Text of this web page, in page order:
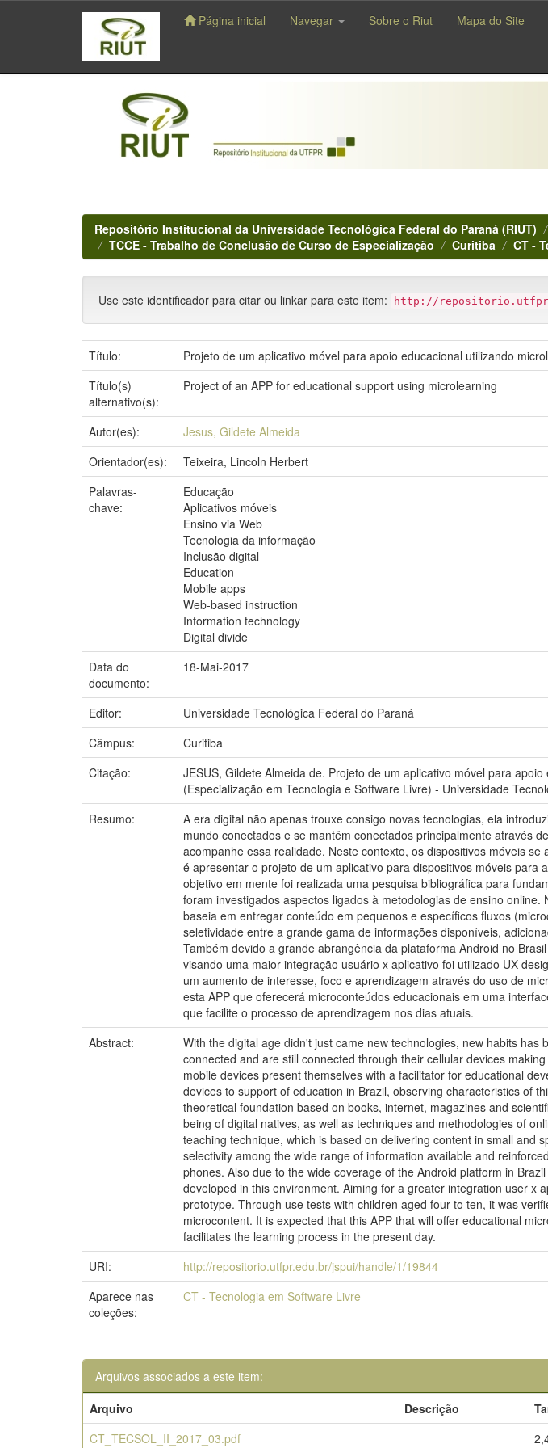
navigation
Página inicial Navegar Sobre o Riut Mapa do Site
Repositório Institucional da Universidade Tecnológica Federal do Paraná (RIUT)
TCCE - Trabalho de Conclusão de Curso de Especialização
Curitiba CT -
Use este identificador para citar ou linkar para este item: http://
Título:
Projeto de um aplicativo móvel para apoio educacional utilizando
Título(s)
alternativo(s):
Project of an APP for educational support using microlearning
Autor(es):
Jesus, Gildete Almeida
Orientador(es):
Teixeira, Lincoln Herbert
Palavras-
chave:
Educação
Aplicativos móveis
Ensino via Web
Tecnologia da informação
Inclusão digital
Education
Mobile apps
Web-based instruction
Information technology
Digital divide
Data do
documento:
18-Mai-2017
Editor:
Universidade Tecnológica Federal do Paraná
Câmpus:
Curitiba
Citação:
JESUS, Gildete Almeida de. Projeto de um aplicativo móvel para
(Especialização em Tecnologia e Software Livre) - Universidade
Resumo:
A era digital não apenas trouxe consigo novas tecnologias, ela
mundo conectados e se mantêm conectados principalmente através
acompanhe essa realidade. Neste contexto, os dispositivos móveis
é apresentar o projeto de um aplicativo para dispositivos móveis
objetivo em mente foi realizada uma pesquisa bibliográfica para
foram investigados aspectos ligados à metodologias de ensino
baseia em entregar conteúdo em pequenos e específicos fluxos
seletividade entre a grande gama de informações disponíveis,
Também devido a grande abrangência da plataforma Android no
visando uma maior integração usuário x aplicativo foi utilizado UX
um aumento de interesse, foco e aprendizagem através do uso de
esta APP que oferecerá microconteúdos educacionais em uma
que facilite o processo de aprendizagem nos dias atuais.
Abstract:
With the digital age didn't just came new technologies, new habits
connected and are still connected through their cellular devices
mobile devices present themselves with a facilitator for educational
devices to support of education in Brazil, observing characteristics of
theoretical foundation based on books, internet, magazines and
being of digital natives, as well as techniques and methodologies of
teaching technique, which is based on delivering content in small and
selectivity among the wide range of information available and
phones. Also due to the wide coverage of the Android platform in
developed in this environment. Aiming for a greater integration user x
prototype. Through use tests with children aged four to ten, it was
microcontent. It is expected that this APP that will offer educational
facilitates the learning process in the present day.
URI:
http://repositorio.utfpr.edu.br/jspui/handle/1/19844
Aparece nas
coleções:
CT - Tecnologia em Software Livre
Arquivos associados a este item:
Arquivo
Descrição
CT_TECSOL_II_2017_03.pdf